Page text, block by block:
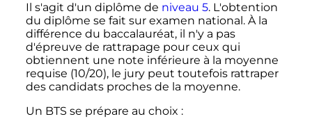
Il s'agit d'un diplôme de niveau 5. L'obtention
du diplôme se fait sur examen national. À la
différence du baccalauréat, il n'y a pas
d'épreuve de rattrapage pour ceux qui
obtiennent une note inférieure à la moyenne
requise (10/20), le jury peut toutefois rattraper
des candidats proches de la moyenne.
Un BTS se prépare au choix :